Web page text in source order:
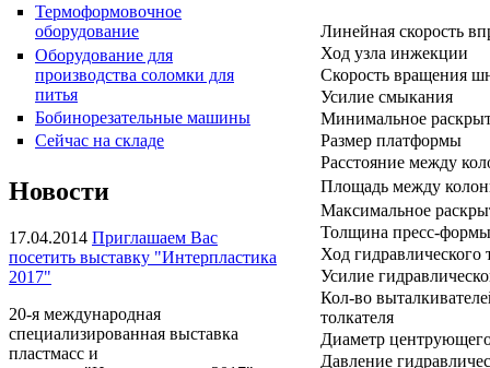
Пакетоделательная машина
Термоформовочное
оборудование
Оборудование для
производства соломки для
питья
Бобинорезательные машины
Сейчас на складе
Новости
17.04.2014 Приглашаем Вас
посетить выставку "Интерпластика
2017"
20-я международная
специализированная выставка
пластмасс и
Линейная скорость
Ход узла инжекции
Скорость вращения
Усилие смыкания
Минимальное
Размер платформы
Расстояние между
Площадь между
Максимальное
Толщина пресс-
Ход гидравлического
Усилие
Кол-во
толкателя
Диаметр
Давление